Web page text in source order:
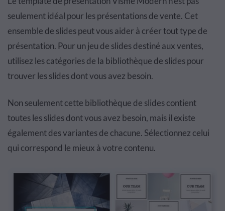
seulement idéal pour les présentations de vente. Cet
ensemble de slides peut vous aider à créer tout type de
présentation. Pour un jeu de slides destiné aux ventes,
utilisez les catégories de la bibliothèque de slides pour
trouver les slides dont vous avez besoin.
Non seulement cette bibliothèque de slides contient
toutes les slides dont vous avez besoin, mais il existe
également des variantes de chacune. Sélectionnez celui
qui correspond le mieux à votre contenu.